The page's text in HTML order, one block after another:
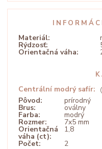
Materiál:
Rýdzosť:
Orientačná váha:
Centrální modrý safír:
Pôvod:
prírodný
Brus: oválny
Farba: modrý
Rozmer: 7x5 mm
Orientačná
váha (ct):
1,8
Počet:
2